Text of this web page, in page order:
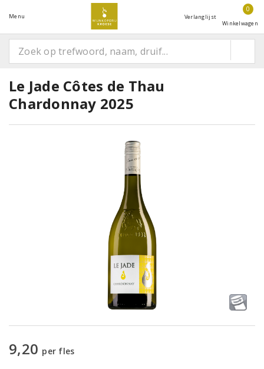
Menu Verlanglijst
0
Winkelwagen
Le Jade Côtes de Thau
Chardonnay 2025
9,20 per fles